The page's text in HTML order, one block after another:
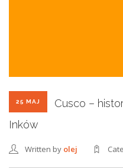
25 MAJ
Cusco –
Inków
Written by olej